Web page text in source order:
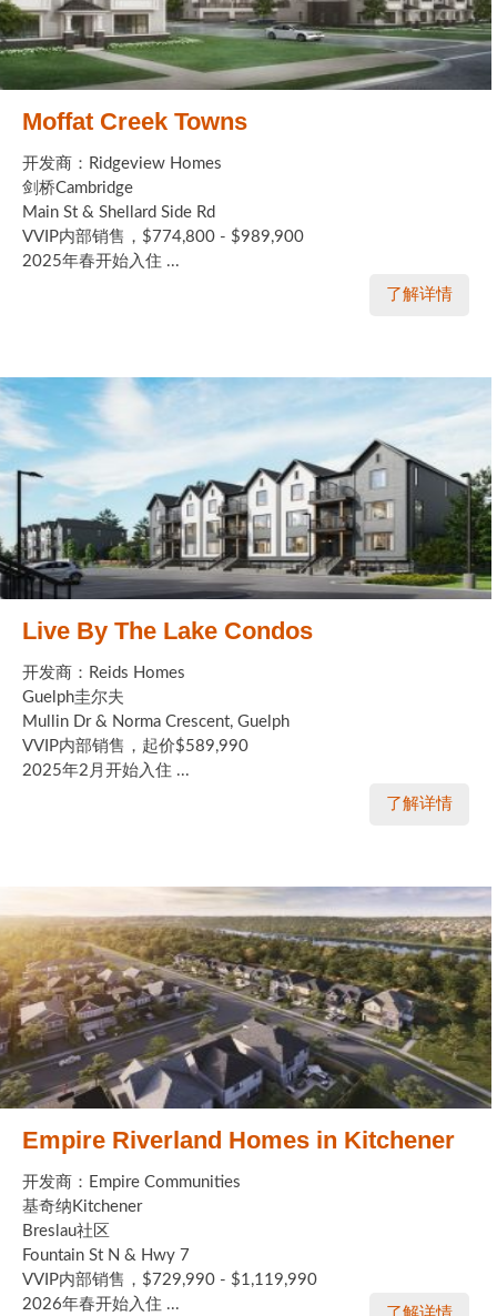
Moffat Creek Towns
开发商：Ridgeview Homes
剑桥Cambridge
Main St & Shellard Side Rd
VVIP内部销售，$774,800 - $989,900
2025年春开始入住 ...
了解详情
Live By The Lake Condos
开发商：Reids Homes
Guelph圭尔夫
Mullin Dr & Norma Crescent, Guelph
VVIP内部销售，起价$589,990
2025年2月开始入住 ...
了解详情
Empire Riverland Homes in Kitchener
开发商：Empire Communities
基奇纳Kitchener
Breslau社区
Fountain St N & Hwy 7
VVIP内部销售，$729,990 - $1,119,990
2026年春开始入住 ...